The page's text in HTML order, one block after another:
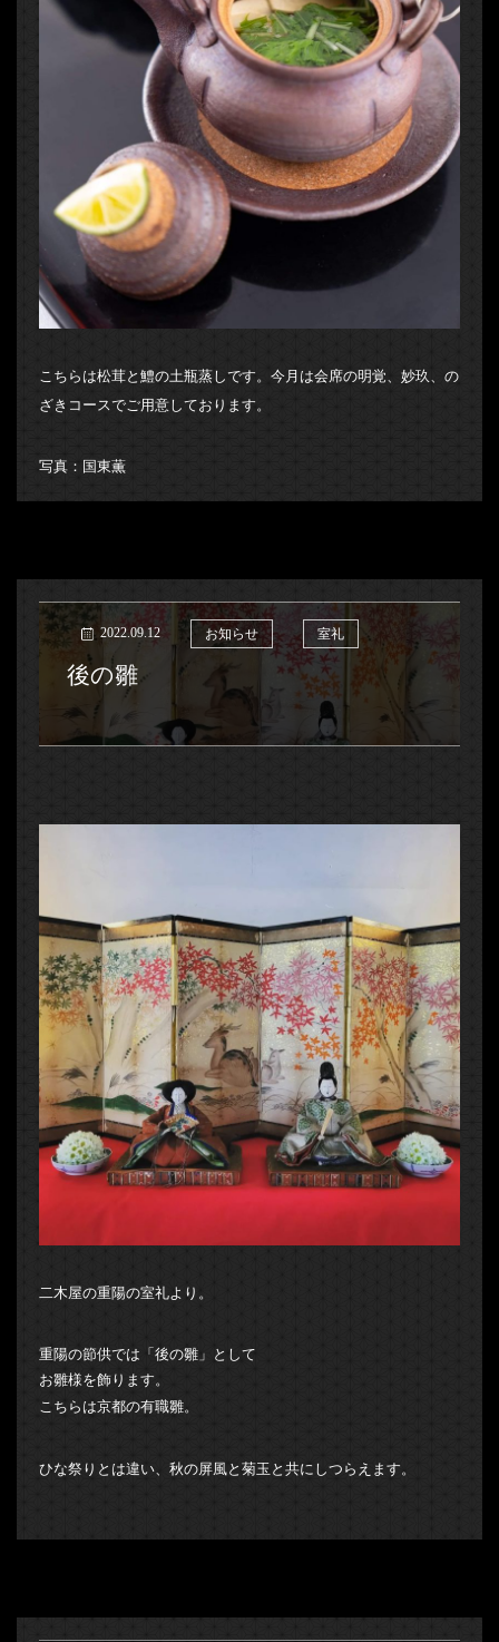
こちらは松茸と鱧の土瓶蒸しです。今月は会席の明覚、妙玖、の
ざきコースでご用意しております。
写真：国東薫
2022.09.12 お知らせ 室礼
後の雛
二木屋の重陽の室礼より。
重陽の節供では「後の雛」として
お雛様を飾ります。
こちらは京都の有職雛。
ひな祭りとは違い、秋の屏風と菊玉と共にしつらえます。